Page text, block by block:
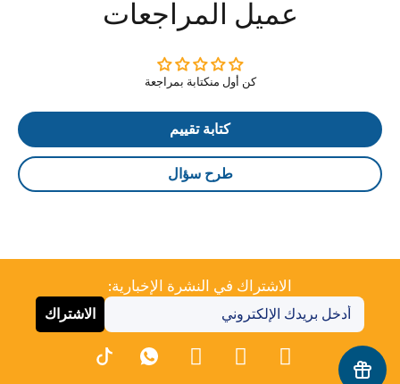
عميل المراجعات
كن أول منكتابة بمراجعة
كتابة تقييم
طرح سؤال
الاشتراك في النشرة الإخبارية:
الاشتراك